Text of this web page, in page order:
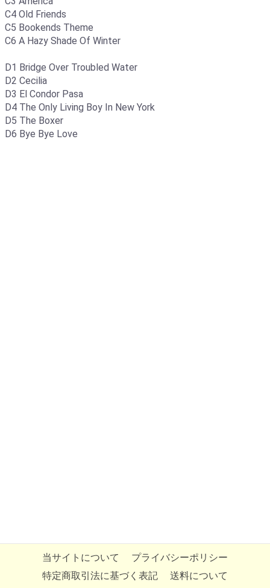
C4 Old Friends
C5 Bookends Theme
C6 A Hazy Shade Of Winter
D1 Bridge Over Troubled Water
D2 Cecilia
D3 El Condor Pasa
D4 The Only Living Boy In New York
D5 The Boxer
D6 Bye Bye Love
当サイトについて
プライバシーポリシー
特定商取引法に基づく表記
送料について